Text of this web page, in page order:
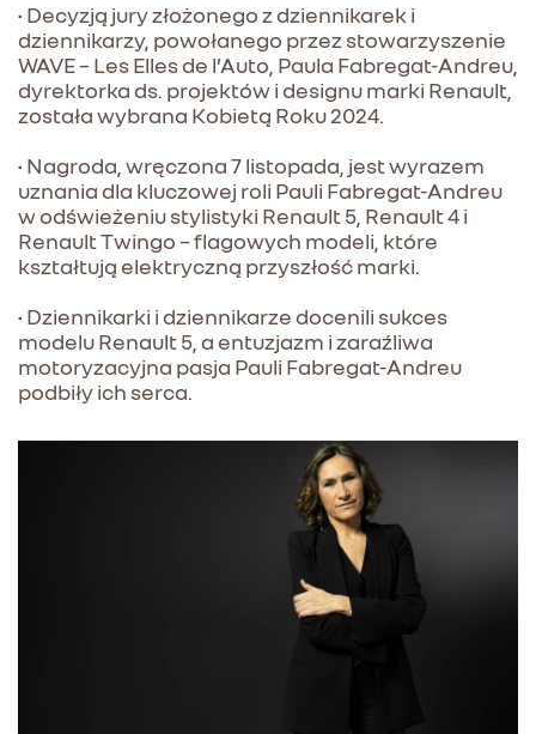
• Decyzją jury złożonego z dziennikarek i
dziennikarzy, powołanego przez stowarzyszenie
WAVE – Les Elles de l’Auto, Paula Fabregat-Andreu,
dyrektorka ds. projektów i designu marki Renault,
została wybrana Kobietą Roku 2024.
• Nagroda, wręczona 7 listopada, jest wyrazem
uznania dla kluczowej roli Pauli Fabregat-Andreu
w odświeżeniu stylistyki Renault 5, Renault 4 i
Renault Twingo – flagowych modeli, które
kształtują elektryczną przyszłość marki.
• Dziennikarki i dziennikarze docenili sukces
modelu Renault 5, a entuzjazm i zaraźliwa
motoryzacyjna pasja Pauli Fabregat-Andreu
podbiły ich serca.